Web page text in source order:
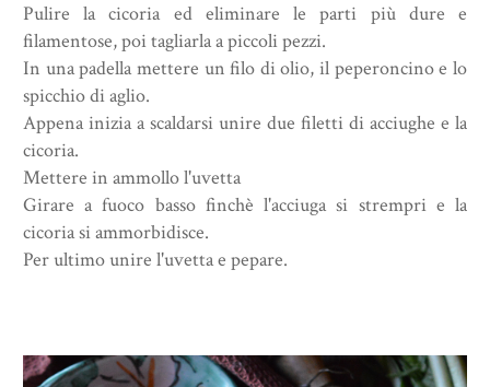
Pulire la cicoria ed eliminare le parti più dure e
filamentose, poi tagliarla a piccoli pezzi.
In una padella mettere un filo di olio, il peperoncino e lo
spicchio di aglio.
Appena inizia a scaldarsi unire due filetti di acciughe e la
cicoria.
Mettere in ammollo l'uvetta
Girare a fuoco basso finchè l'acciuga si strempri e la
cicoria si ammorbidisce.
Per ultimo unire l'uvetta e pepare.